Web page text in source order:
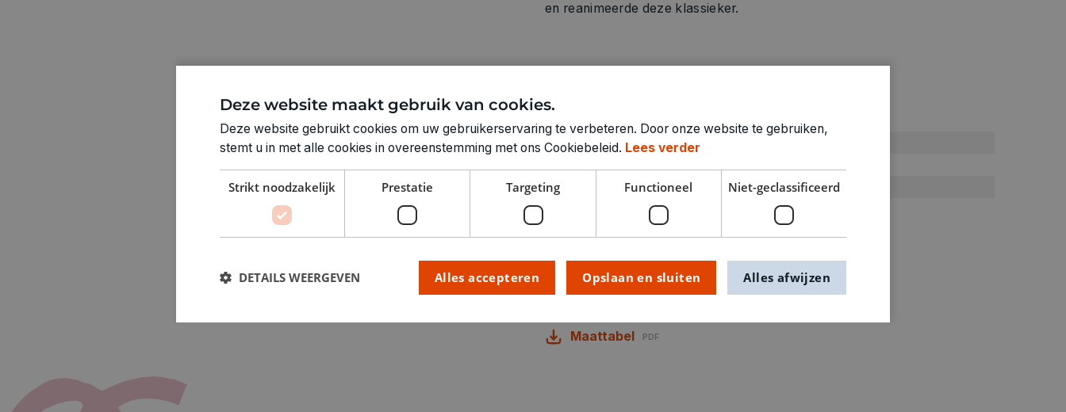
en reanimeerde deze klassieker.
Technische specificaties
RUBRIEK:
GEWICHT 1.3kg
8200040
Maattabel PDF
Deze website maakt gebruik van cookies.
Deze website gebruikt cookies om uw gebruikerservaring te verbeteren. Door onze website te gebruiken,
stemt u in met alle cookies in overeenstemming met ons Cookiebeleid. Lees verder
Strikt noodzakelijk Prestatie Targeting Functioneel Niet-geclassificeerd
Opslaan en sluiten
Alles accepteren Alles afwijzen
DETAILS WEERGEVEN